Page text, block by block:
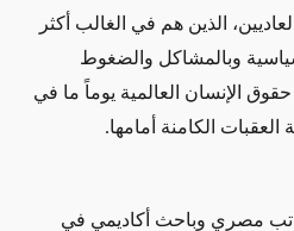
الذين هم في الغالب أكثر
وبالمشاكل والضغوط
الإنسان العالمية يوماً ما في
العقبات الكامنة أمامها.
مصري وباحث أكاديمي في